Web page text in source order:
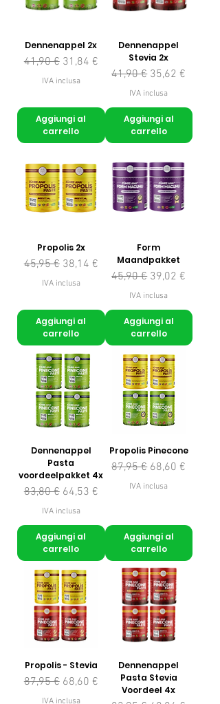
Dennenappel 2x
Prezzo regolare
41,90 € Prezzo scontato
31,84 €
IVA inclusa
Aggiungi al
carrello
Dennenappel
Stevia 2x
Prezzo regolare
41,90 € Prezzo scontato
35,62 €
IVA inclusa
Aggiungi al
carrello
Propolis 2x
Prezzo regolare
45,95 € Prezzo scontato
38,14 €
IVA inclusa
Aggiungi al
carrello
Form
Maandpakket
Prezzo regolare
45,90 € Prezzo scontato
39,02 €
IVA inclusa
Aggiungi al
carrello
Dennenappel
Pasta
voordeelpakket 4x
Prezzo regolare
83,80 € Prezzo scontato
64,53 €
IVA inclusa
Aggiungi al
carrello
Propolis Pinecone
Prezzo regolare
87,95 € Prezzo scontato
68,60 €
IVA inclusa
Aggiungi al
carrello
Propolis - Stevia
Prezzo regolare
87,95 € Prezzo scontato
68,60 €
IVA inclusa
Dennenappel
Pasta Stevia
Voordeel 4x